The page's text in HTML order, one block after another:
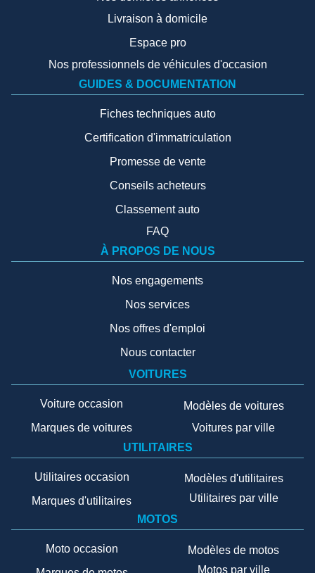
Livraison à domicile
Espace pro
Nos professionnels de véhicules d'occasion
GUIDES & DOCUMENTATION
Fiches techniques auto
Certification d'immatriculation
Promesse de vente
Conseils acheteurs
Classement auto
FAQ
À PROPOS DE NOUS
Nos engagements
Nos services
Nos offres d'emploi
Nous contacter
VOITURES
Voiture occasion
Marques de voitures
Modèles de voitures
Voitures par ville
UTILITAIRES
Utilitaires occasion
Marques d'utilitaires
Modèles d'utilitaires
Utilitaires par ville
MOTOS
Moto occasion
Modèles de motos
Motos par ville